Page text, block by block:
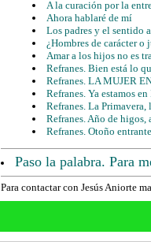
A la curación por la
Ahora hablaré de mí
Los padres y el sentido
¿Hombres de carácter o
Amar a los hijos no es
Refranes. Bien está lo
Refranes. LA MUJER
Refranes. Ya estamos
Refranes. La Primavera,
Refranes. Año de higos,
Refranes. Otoño
Paso la palabra. Para
Para contactar con Jesús Aniorte